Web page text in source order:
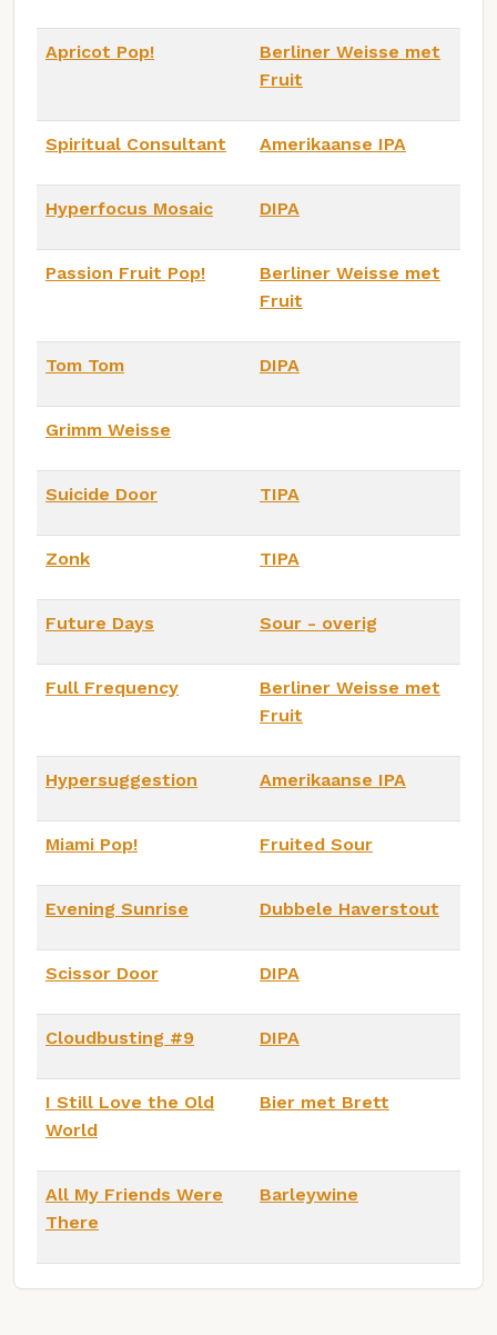
Apricot Pop!
Berliner Weisse met
Fruit
Spiritual Consultant Amerikaanse IPA
Hyperfocus Mosaic DIPA
Passion Fruit Pop!
Berliner Weisse met
Fruit
Tom Tom DIPA
Grimm Weisse
Suicide Door TIPA
Zonk TIPA
Future Days Sour - overig
Full Frequency
Berliner Weisse met
Fruit
Hypersuggestion Amerikaanse IPA
Miami Pop! Fruited Sour
Evening Sunrise Dubbele Haverstout
Scissor Door DIPA
Cloudbusting #9 DIPA
I Still Love the Old
World
Bier met Brett
All My Friends Were
There
Barleywine